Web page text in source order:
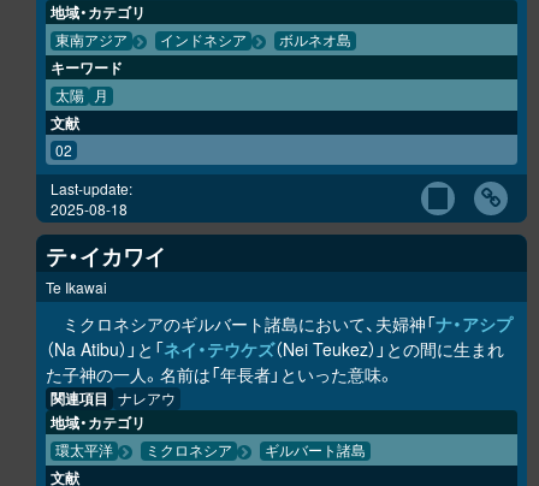
地域・カテゴリ
東南アジア インドネシア ボルネオ島
キーワード
太陽 月
文献
02
Last-update:
2025-08-18
テ・イカワイ
Te Ikawai
ミクロネシアのギルバート諸島において、夫婦神「ナ・アシプ
（Na Atibu）」と「ネイ・テウケズ（Nei Teukez）」との間に生まれ
た子神の一人。名前は「年長者」といった意味。
関連項目 ナレアウ
地域・カテゴリ
環太平洋 ミクロネシア ギルバート諸島
文献